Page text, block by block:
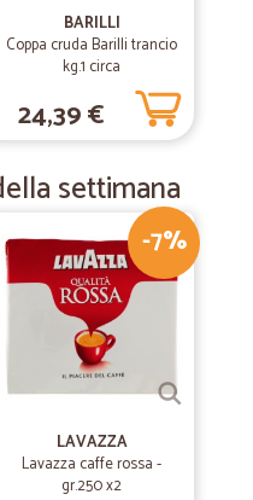
BARILLI
Coppa cruda Barilli trancio
kg.1 circa
24,39 €
settimana
-7%
LAVAZZA
Lavazza caffe rossa -
gr.250 x2